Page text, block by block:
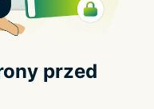
przed